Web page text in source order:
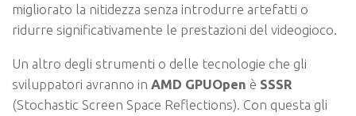
migliorato la nitidezza senza introdurre artefatti o
ridurre significativamente le prestazioni del videogioco.
Un altro degli strumenti o delle tecnologie che gli
sviluppatori avranno in AMD GPUOpen è SSSR
(Stochastic Screen Space Reflections). Con questa gli